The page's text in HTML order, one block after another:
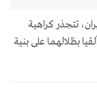
تتجذر كراهية
بظلالهما على بنية